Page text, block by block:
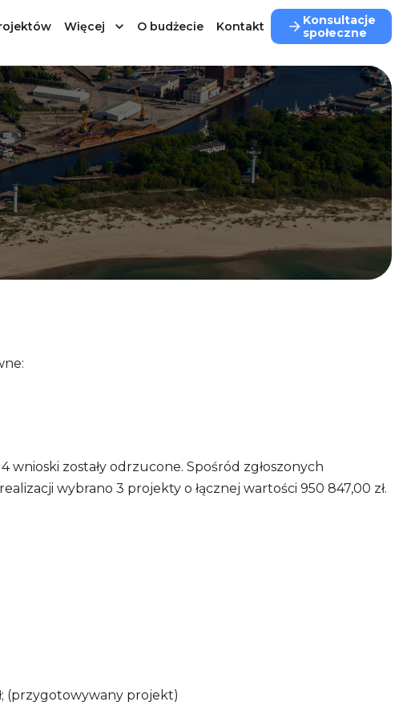
Więcej O budżecie Kontakt
Konsultacje
społeczne
zostały odrzucone. Spośród zgłoszonych
wybrano 3 projekty o łącznej wartości 950 847,00 zł.
(przygotowywany projekt)